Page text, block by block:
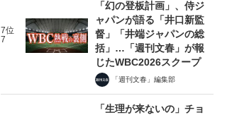
7位
7
「幻の登板計画」、侍ジ
ャパンが語る「井口新監
督」「井端ジャパンの総
括」…「週刊文春」が報
じたWBC2026スクープ
「週刊文春」編集部
「生理が来ないの」チョ